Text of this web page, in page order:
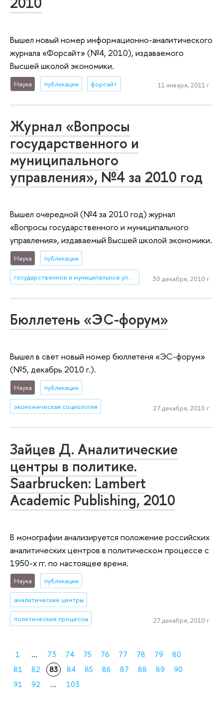
Вышел новый номер информационно-аналитического
журнала «Форсайт» (№4, 2010), издаваемого
Высшей школой экономики.
Наука публикации форсайт 11 января, 2011 г.
Журнал «Вопросы
государственного и
муниципального
управления», №4 за 2010 год
Вышел очередной (№4 за 2010 год) журнал
«Вопросы государственного и муниципального
управления», издаваемый Высшей школой экономики.
Наука публикации
государственное и муниципальное управление 30 декабря, 2010 г.
Бюллетень «ЭС-форум»
Вышел в свет новый номер бюллетеня «ЭС-форум»
(№5, декабрь 2010 г.).
Наука публикации
экономическая социология 27 декабря, 2010 г.
Зайцев Д. Аналитические
центры в политике.
Saarbrucken: Lambert
Academic Publishing, 2010
В монографии анализируется положение российских
аналитических центров в политическом процессе с
1950-х гг. по настоящее время.
Наука публикации
аналитические центры
политические процессы 27 декабря, 2010 г.
1 ... 73 74 75 76 77 78 79
80
81
82 83 84 85 86 87 88 89
90
91
92 ... 103